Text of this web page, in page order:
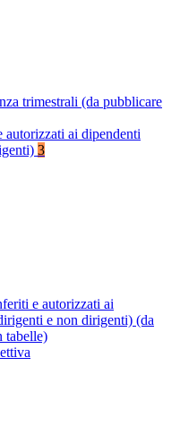
trimestrali (da pubblicare
ai dipendenti
3
e autorizzati ai
e non dirigenti) (da
tabelle)